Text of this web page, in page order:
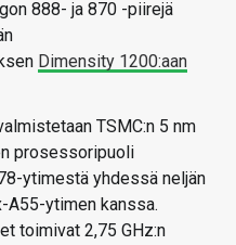
888- ja 870 -piirejä
Dimensity 1200:aan
TSMC:n 5 nm
prosessoripuoli
ytimestä yhdessä neljän
A55-ytimen kanssa.
toimivat 2,75 GHz:n